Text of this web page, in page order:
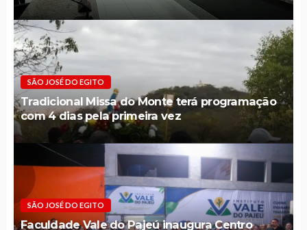
SÃO JOSÉ DO EGITO
Tradicional Missa do Monte terá programação
com 4 dias pela primeira vez
SÃO JOSÉ DO EGITO
Faculdade Vale do Pajeú inaugura Centro